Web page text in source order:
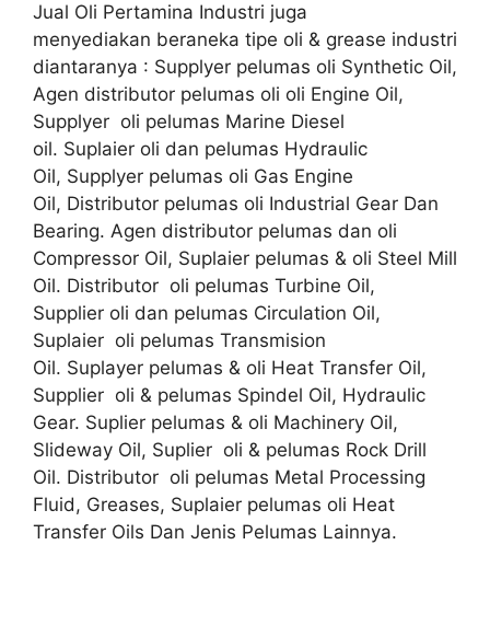
Jual Oli Pertamina Industri juga
menyediakan beraneka tipe oli & grease industri
diantaranya : Supplyer pelumas oli Synthetic Oil,
Agen distributor pelumas oli oli Engine Oil,
Supplyer oli pelumas Marine Diesel
oil. Suplaier oli dan pelumas Hydraulic
Oil, Supplyer pelumas oli Gas Engine
Oil, Distributor pelumas oli Industrial Gear Dan
Bearing. Agen distributor pelumas dan oli
Compressor Oil, Suplaier pelumas & oli Steel Mill
Oil. Distributor oli pelumas Turbine Oil,
Supplier oli dan pelumas Circulation Oil,
Suplaier oli pelumas Transmision
Oil. Suplayer pelumas & oli Heat Transfer Oil,
Supplier oli & pelumas Spindel Oil, Hydraulic
Gear. Suplier pelumas & oli Machinery Oil,
Slideway Oil, Suplier oli & pelumas Rock Drill
Oil. Distributor oli pelumas Metal Processing
Fluid, Greases, Suplaier pelumas oli Heat
Transfer Oils Dan Jenis Pelumas Lainnya.